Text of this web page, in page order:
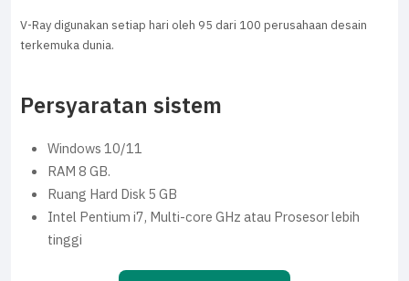
V-Ray digunakan setiap hari oleh 95 dari 100 perusahaan desain
terkemuka dunia.
Persyaratan sistem
Windows 10/11
RAM 8 GB.
Ruang Hard Disk 5 GB
Intel Pentium i7, Multi-core GHz atau Prosesor lebih
tinggi